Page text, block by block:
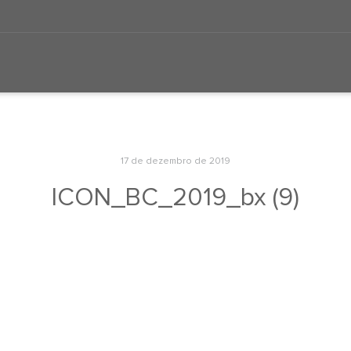
17 de dezembro de 2019
ICON_BC_2019_bx (9)